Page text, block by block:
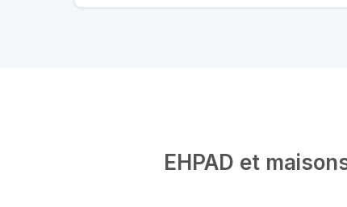
EHPAD et